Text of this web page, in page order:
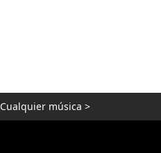
Cualquier música >